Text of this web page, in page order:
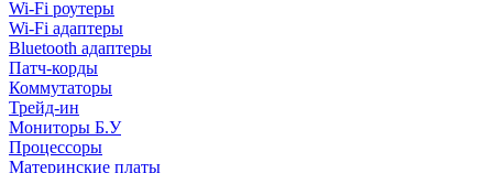
Wi-Fi роутеры
Wi-Fi адаптеры
Bluetooth адаптеры
Патч-корды
Коммутаторы
Трейд-ин
Мониторы Б.У
Процессоры
Материнские платы